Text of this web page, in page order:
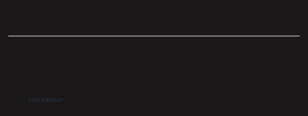
Son Yazılar